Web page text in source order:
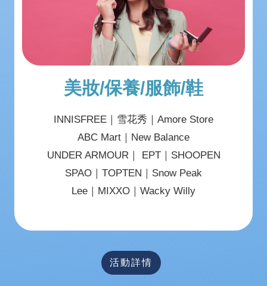
美妝/保養/服飾/鞋
INNISFREE｜雪花秀｜Amore Store
ABC Mart｜New Balance
UNDER ARMOUR｜ EPT｜SHOOPEN
SPAO｜TOPTEN｜Snow Peak
Lee｜MIXXO｜Wacky Willy
活動詳情